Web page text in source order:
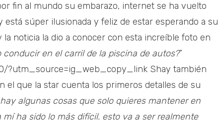
fin al mundo su embarazo, internet se ha vuelto
está súper ilusionada y feliz de estar esperando a su
noticia la dio a conocer con esta increíble foto en
en el carril de la piscina de autos?”
?utm_source=ig_web_copy_link Shay también
el que la star cuenta los primeros detalles de su
algunas cosas que solo quieres mantener en
ha sido lo más difícil. esto va a ser realmente